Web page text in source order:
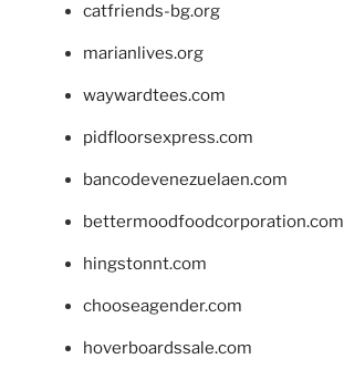
catfriends-bg.org
marianlives.org
waywardtees.com
pidfloorsexpress.com
bancodevenezuelaen.com
bettermoodfoodcorporation.com
hingstonnt.com
chooseagender.com
hoverboardssale.com